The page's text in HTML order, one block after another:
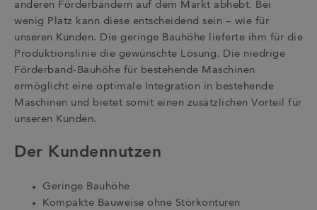
anderen Förderbändern auf dem Markt abhebt. Bei
wenig Platz kann diese entscheidend sein – wie für
unseren Kunden. Die geringe Bauhöhe lieferte ihm für die
Produktionslinie die gewünschte Lösung. Die niedrige
Förderband-Bauhöhe für bestehende Maschinen
ermöglicht eine optimale Integration in bestehende
Maschinen und bietet somit einen zusätzlichen Vorteil für
unseren Kunden.
Der Kundennutzen
Geringe Bauhöhe
Kompakte Bauweise ohne Störkonturen